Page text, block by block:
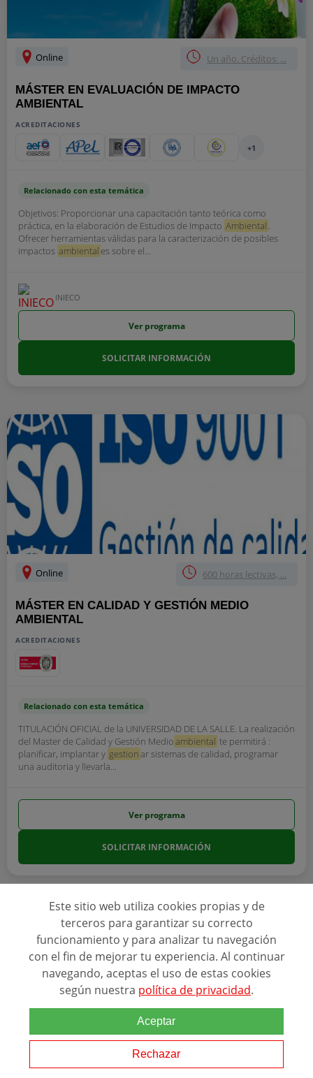
Online Un año. Créditos: ...
MÁSTER EN EVALUACIÓN DE IMPACTO
AMBIENTAL
ACREDITACIONES
+1
Relacionado con esta temática
Objetivos: Proporcionar una capacitación tanto teórica como
práctica, en la elaboración de Estudios de Impacto Ambiental .
Ofrecer herramientas válidas para la caracterización de posibles
impactos ambiental es sobre el...
INIECO
Ver programa
SOLICITAR INFORMACIÓN
Online 600 horas lectivas, ...
MÁSTER EN CALIDAD Y GESTIÓN MEDIO
AMBIENTAL
ACREDITACIONES
Relacionado con esta temática
TITULACIÓN OFICIAL de la UNIVERSIDAD DE LA SALLE. La realización
del Master de Calidad y Gestión Medioambiental te permitirá :
planificar, implantar y gestionar sistemas de calidad, programar
una auditoria y llevarla...
Ver programa
SOLICITAR INFORMACIÓN
Este sitio web utiliza cookies propias y de
terceros para garantizar su correcto
funcionamiento y para analizar tu navegación
con el fin de mejorar tu experiencia. Al continuar
navegando, aceptas el uso de estas cookies
según nuestra política de privacidad.
Aceptar
Rechazar